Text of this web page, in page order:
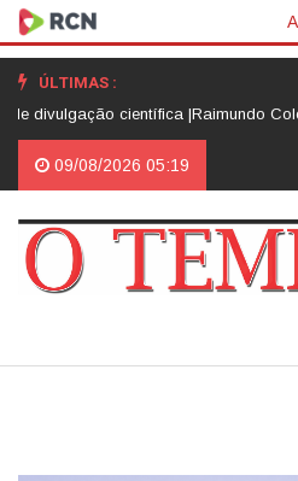
ÚLTIMAS :
divulgação científica |Raimundo
09/08/2026 05:19